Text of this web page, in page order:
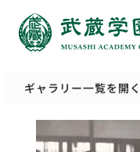
ギャラリー一覧を開く